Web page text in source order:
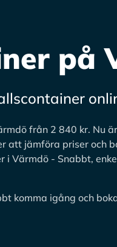
på
från 2 840 kr. Nu
att jämföra priser och
i Värmdö - Snabbt,
komma igång och